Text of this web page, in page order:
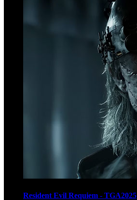
Resident Evil Requiem - TGA2025